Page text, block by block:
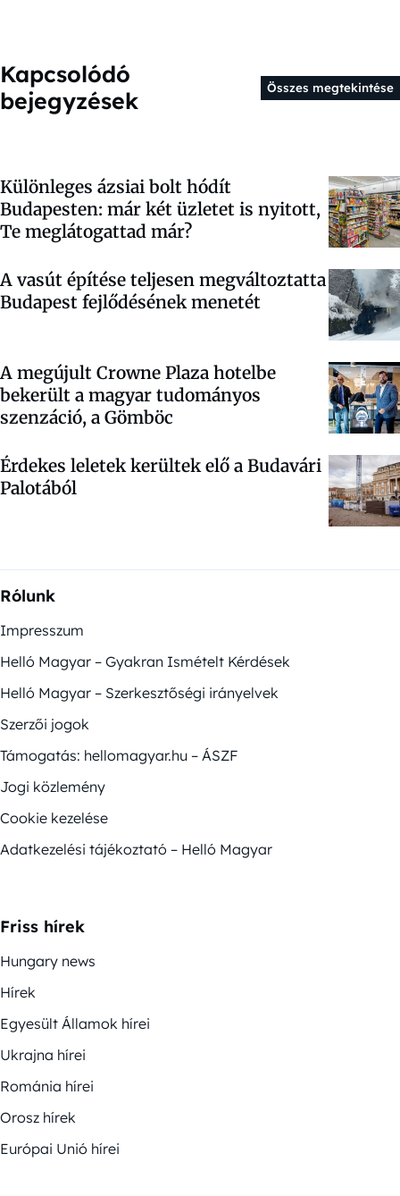
Kapcsolódó
bejegyzések
Összes megtekintése
Különleges ázsiai bolt hódít
Budapesten: már két üzletet is nyitott,
Te meglátogattad már?
A vasút építése teljesen megváltoztatta
Budapest fejlődésének menetét
A megújult Crowne Plaza hotelbe
bekerült a magyar tudományos
szenzáció, a Gömböc
Érdekes leletek kerültek elő a Budavári
Palotából
Rólunk
Impresszum
Helló Magyar – Gyakran Ismételt Kérdések
Helló Magyar – Szerkesztőségi irányelvek
Szerzői jogok
Támogatás: hellomagyar.hu – ÁSZF
Jogi közlemény
Cookie kezelése
Adatkezelési tájékoztató – Helló Magyar
Friss hírek
Hungary news
Hírek
Egyesült Államok hírei
Ukrajna hírei
Románia hírei
Orosz hírek
Európai Unió hírei